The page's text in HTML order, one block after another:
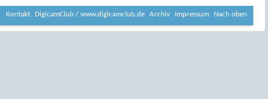
Kontakt DigicamClub / www.digicamclub.de Archiv Impressum Nach oben